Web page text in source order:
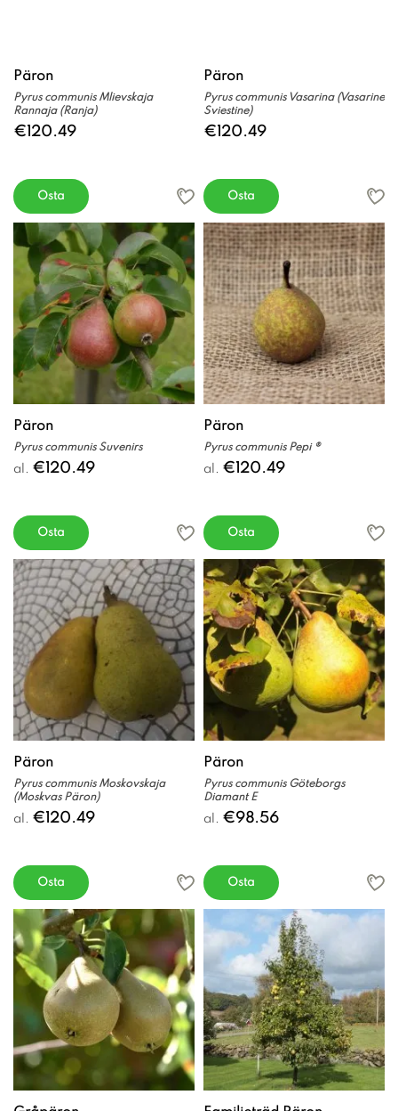
Päron
Pyrus communis Mlievskaja
Rannaja (Ranja)
€120.49
Osta
Päron
Pyrus communis Vasarina (Vasarine
Sviestine)
€120.49
Osta
Päron
Pyrus communis Suvenirs
al. €120.49
Osta
Päron
Pyrus communis Pepi ®
al. €120.49
Osta
Päron
Pyrus communis Moskovskaja
(Moskvas Päron)
al. €120.49
Osta
Päron
Pyrus communis Göteborgs
Diamant E
al. €98.56
Osta